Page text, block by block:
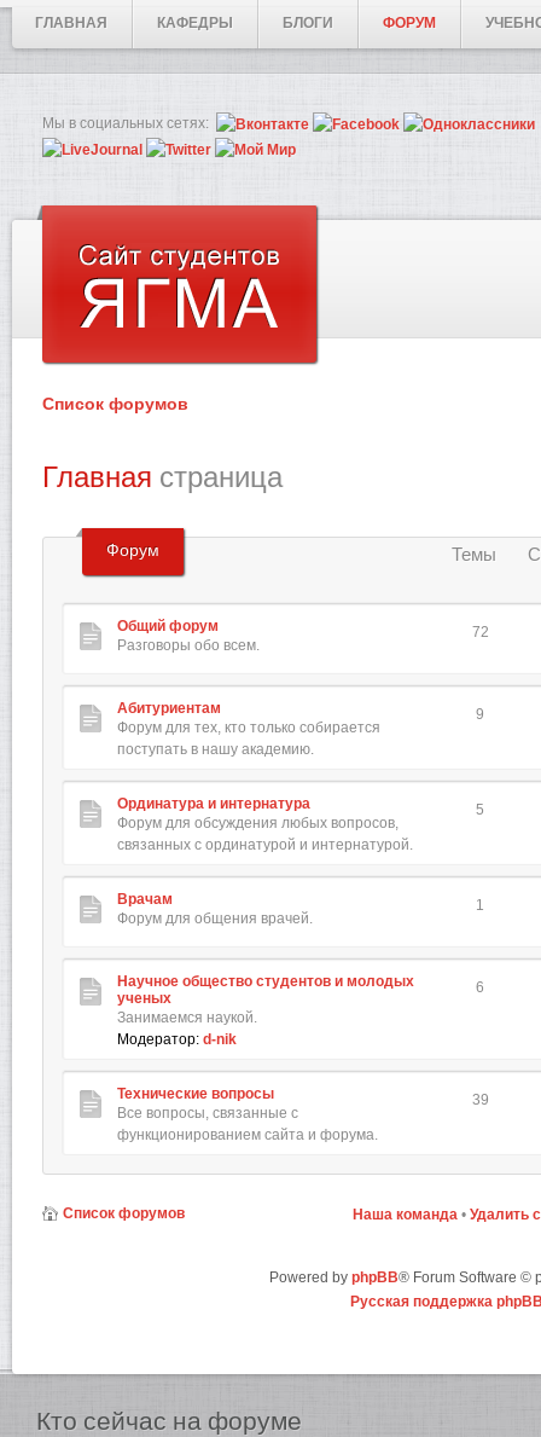
ГЛАВНАЯ КАФЕДРЫ БЛОГИ ФОРУМ
Мы в социальных сетях:
Список форумов
Главная страница
Форум Темы
Общий форум
Разговоры обо всем.
72
Абитуриентам
Форум для тех, кто только собирается
поступать в нашу академию.
9
Ординатура и интернатура
Форум для обсуждения любых вопросов,
связанных с ординатурой и интернатурой.
5
Врачам
Форум для общения врачей.
1
Научное общество студентов и молодых
ученых
Занимаемся наукой.
Модератор: d-nik
6
Технические вопросы
Все вопросы, связанные с
функционированием сайта и форума.
39
Список форумов Наша команда • Удалить
Powered by phpBB® Forum Software ©
Русская поддержка
Кто сейчас на форуме